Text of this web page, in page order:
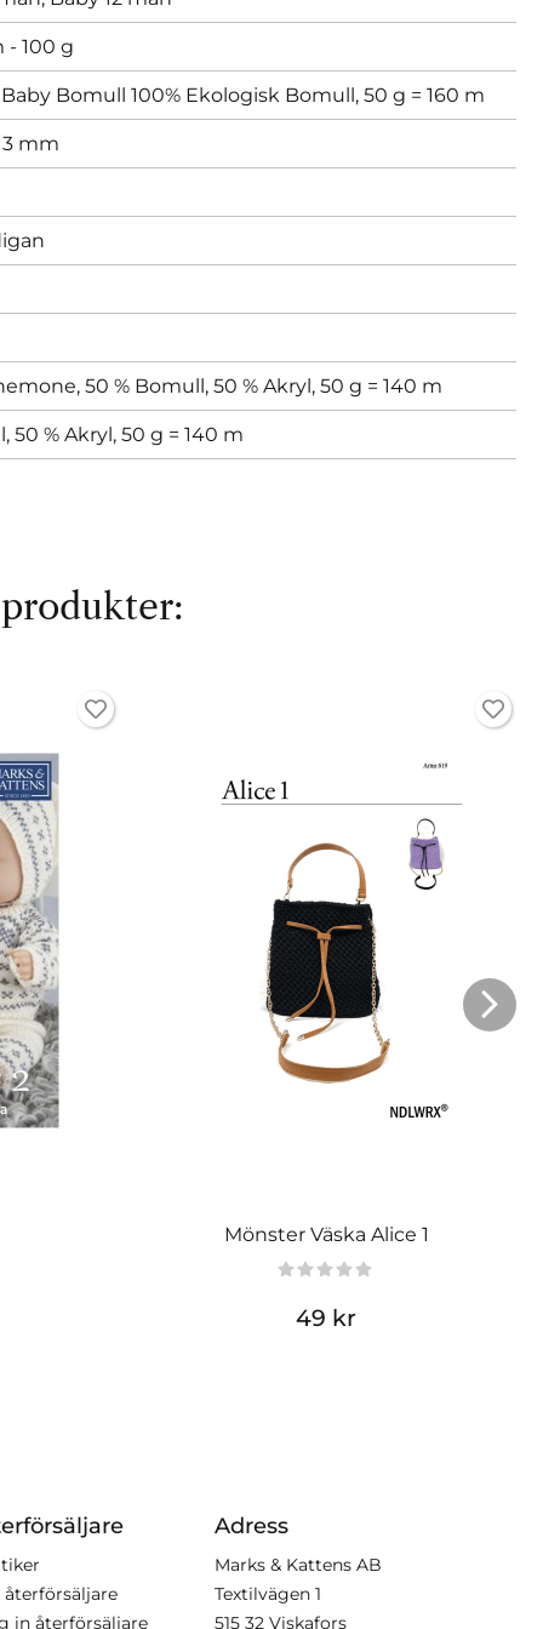
- 100 g
Bomull 100% Ekologisk Bomull, 50 g = 160 m
3 mm
50 % Bomull, 50 % Akryl, 50 g = 140 m
50 % Akryl, 50 g = 140 m
Mönster Väska Alice 1
49 kr
in återförsäljare
Adress
Marks & Kattens AB
Textilvägen 1
515 32 Viskafors